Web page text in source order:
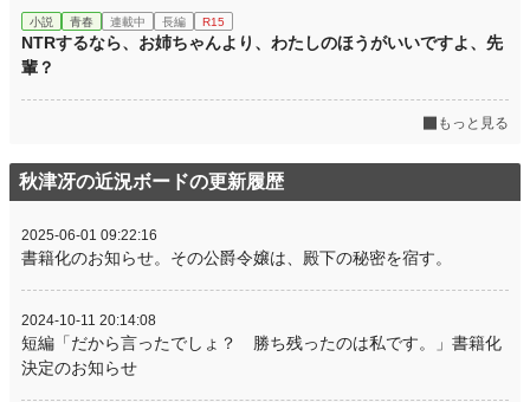
小説 青春 連載中 長編 R15
NTRするなら、お姉ちゃんより、わたしのほうがいいですよ、先
輩？
もっと見る
秋津冴の近況ボードの更新履歴
2025-06-01 09:22:16
書籍化のお知らせ。その公爵令嬢は、殿下の秘密を宿す。
2024-10-11 20:14:08
短編「だから言ったでしょ？ 勝ち残ったのは私です。」書籍化
決定のお知らせ